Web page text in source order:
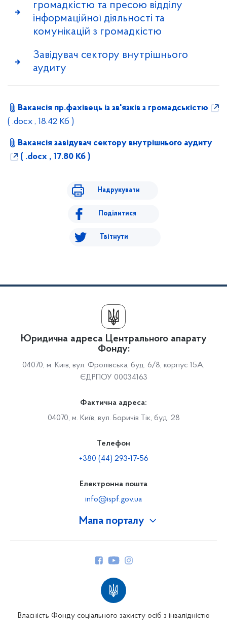
громадкістю та пресою відділу
інформаційної діяльності та
комунікацій з громадкістю
Завідувач сектору внутрішнього
аудиту
Вакансія пр.фахівець із зв'язків з громадськістю
( .docx , 18.42 Кб )
Вакансія завідувач сектору внутрішнього аудиту
( .docx , 17.80 Кб )
Надрукувати
Поділитися
Твітнути
Мапа порталу
Юридична адреса Центрального апарату
Фонду:
04070, м. Київ, вул. Фролівська, буд. 6/8, корпус 15А,
ЄДРПОУ 00034163
Фактична адреса:
04070, м. Київ, вул. Боричів Тік, буд. 28
Телефон
+380 (44) 293-17-56
Електронна пошта
info@ispf.gov.ua
Власність Фонду соціального захисту осіб з інвалідністю